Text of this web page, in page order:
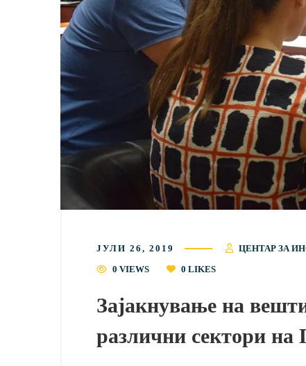
ЈУЛИ 26, 2019 ЦЕНТАР ЗА
0 VIEWS
0 LIKES
Зајакнување на
различни сектори на